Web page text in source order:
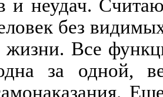
и неудач.
без
жизни. Все
за одной,